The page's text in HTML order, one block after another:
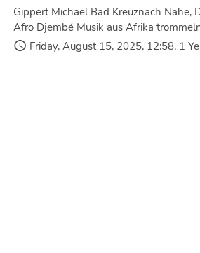
Gippert Michael Bad Kreuznach Nahe,
Afro Djembé Musik aus Afrika
Friday, August 15, 2025, 12:58, 1